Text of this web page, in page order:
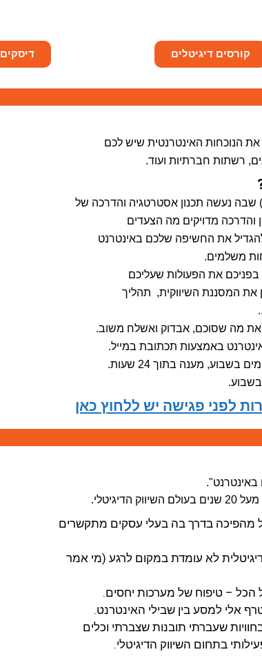
קורסים דיגיטלים דיסקים
הנוכחות האינטרנטית שיש לכם
רשתות חברתיות ועוד.
שבה נעשה תכנון אסטרטגיה והדרכה של
מדויקים מה הצעדים
את החשיפה שלכם באינטרנט
משלמים.
את הפעולות שעליכם
את המסננת השיווקית, תהליך
מה שסוכם, אבדוק ואשלח משוב.
באמצעות תכתובת במייל.
לפני פגישה יש ללחוץ כאן
מהפיכה בדרך בה בעלי עסקים מתקשרים
לא עומדת במקום לרגע (מי אמר
הכל – טיפוח של מערכות יחסים.
אלי למסע בין שבילי האינטרנט.
שעברתי תובנות שצברתי וכלים